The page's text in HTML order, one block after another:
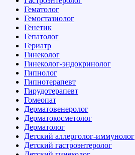
Гематолог
Гемостазиолог
Генетик
Гепатолог
Гериатр
Гинеколог
Гинеколог-эндокринолог
Гипнолог
Гипнотерапевт
Гирудотерапевт
Гомеопат
Дерматовенеролог
Дерматокосметолог
Дерматолог
Детский аллерголог-иммунолог
Детский гастроэнтеролог